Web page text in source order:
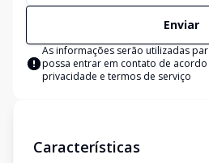
Enviar
As informações serão utilizadas
possa entrar em contato de acordo
privacidade e termos de serviço
Características